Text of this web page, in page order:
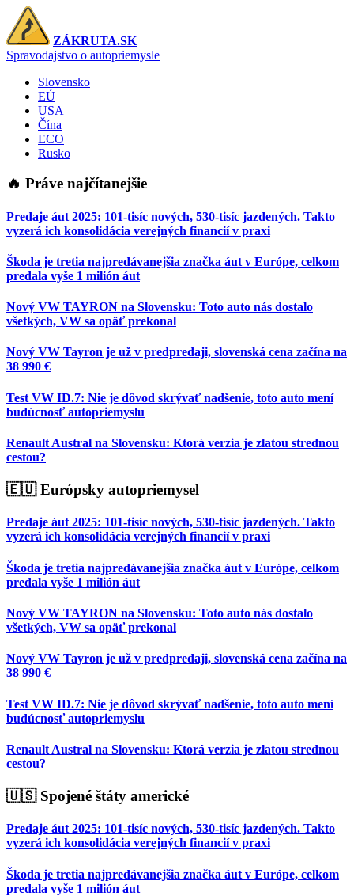
ZÁKRUTA.SK
Spravodajstvo o autopriemysle
Slovensko
EÚ
USA
Čína
ECO
Rusko
🔥 Práve najčítanejšie
Predaje áut 2025: 101-tisíc nových, 530-tisíc jazdených. Takto
vyzerá ich konsolidácia verejných financií v praxi
Škoda je tretia najpredávanejšia značka áut v Európe, celkom
predala vyše 1 milión áut
Nový VW TAYRON na Slovensku: Toto auto nás dostalo
všetkých, VW sa opäť prekonal
Nový VW Tayron je už v predpredaji, slovenská cena začína na
38 990 €
Test VW ID.7: Nie je dôvod skrývať nadšenie, toto auto mení
budúcnosť autopriemyslu
Renault Austral na Slovensku: Ktorá verzia je zlatou strednou
cestou?
🇪🇺 Európsky autopriemysel
Predaje áut 2025: 101-tisíc nových, 530-tisíc jazdených. Takto
vyzerá ich konsolidácia verejných financií v praxi
Škoda je tretia najpredávanejšia značka áut v Európe, celkom
predala vyše 1 milión áut
Nový VW TAYRON na Slovensku: Toto auto nás dostalo
všetkých, VW sa opäť prekonal
Nový VW Tayron je už v predpredaji, slovenská cena začína na
38 990 €
Test VW ID.7: Nie je dôvod skrývať nadšenie, toto auto mení
budúcnosť autopriemyslu
Renault Austral na Slovensku: Ktorá verzia je zlatou strednou
cestou?
🇺🇸 Spojené štáty americké
Predaje áut 2025: 101-tisíc nových, 530-tisíc jazdených. Takto
vyzerá ich konsolidácia verejných financií v praxi
Škoda je tretia najpredávanejšia značka áut v Európe, celkom
predala vyše 1 milión áut